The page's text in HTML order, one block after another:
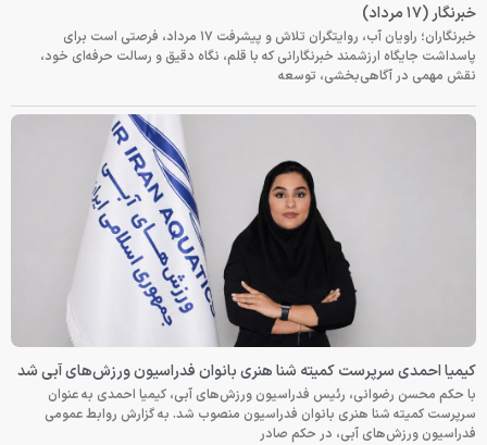
خبرنگار (۱۷ مرداد)
خبرنگاران؛ راویان آب، روایتگران تلاش و پیشرفت ۱۷ مرداد، فرصتی است برای
پاسداشت جایگاه ارزشمند خبرنگارانی که با قلم، نگاه دقیق و رسالت حرفه‌ای خود،
نقش مهمی در آگاهی‌بخشی، توسعه
کیمیا احمدی سرپرست کمیته شنا هنری بانوان فدراسیون ورزش‌های آبی شد
با حکم محسن رضوانی، رئیس فدراسیون ورزش‌های آبی، کیمیا احمدی به عنوان
سرپرست کمیته شنا هنری بانوان فدراسیون منصوب شد. به گزارش روابط عمومی
فدراسیون ورزش‌های آبی، در حکم صادر